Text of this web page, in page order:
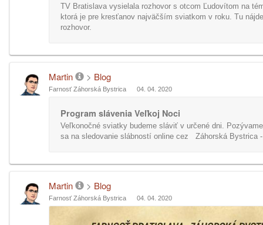
TV Bratislava vysielala rozhovor s otcom Ľudovítom na
ktorá je pre kresťanov najväčším sviatkom v roku. Tu
rozhovor.
Martin > Blog
Farnosť Záhorská Bystrica 04. 04. 2020
Program slávenia Veľkoj Noci
Veľkonočné sviatky budeme sláviť v určené dni.
sa na sledovanie slábností online cez Záhorská Bystrica
Martin > Blog
Farnosť Záhorská Bystrica 04. 04. 2020